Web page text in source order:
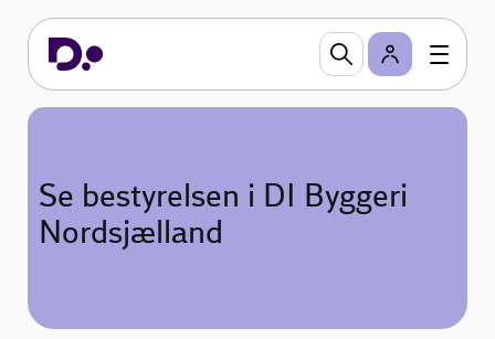
Se bestyrelsen i DI Byggeri
Nordsjælland